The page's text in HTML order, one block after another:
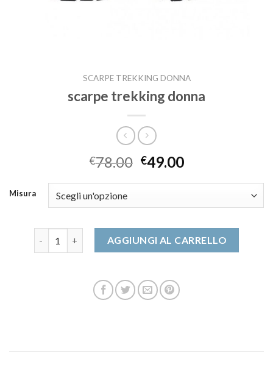
SCARPE TREKKING DONNA
scarpe trekking donna
€78.00 €49.00
Misura
scarpe trekking donna quantitàAGGIUNGI AL CARRELLO